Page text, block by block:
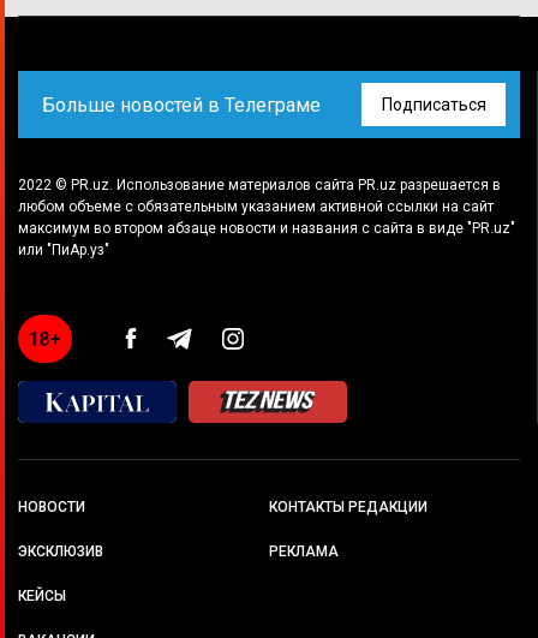
Больше новостей в Телеграме Подписаться
2022 © PR.uz. Использование материалов сайта PR.uz разрешается в
любом объеме с обязательным указанием активной ссылки на сайт
максимум во втором абзаце новости и названия с сайта в виде "PR.uz"
или "ПиАр.уз"
НОВОСТИ
ЭКСКЛЮЗИВ
КЕЙСЫ
КОНТАКТЫ РЕДАКЦИИ
РЕКЛАМА